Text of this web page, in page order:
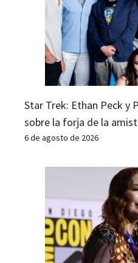
Star Trek: Ethan Peck y
sobre la forja de la
6 de agosto de 2026